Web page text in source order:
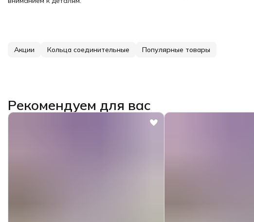
Акции Кольца соединительные Популярные товары
Рекомендуем для вас